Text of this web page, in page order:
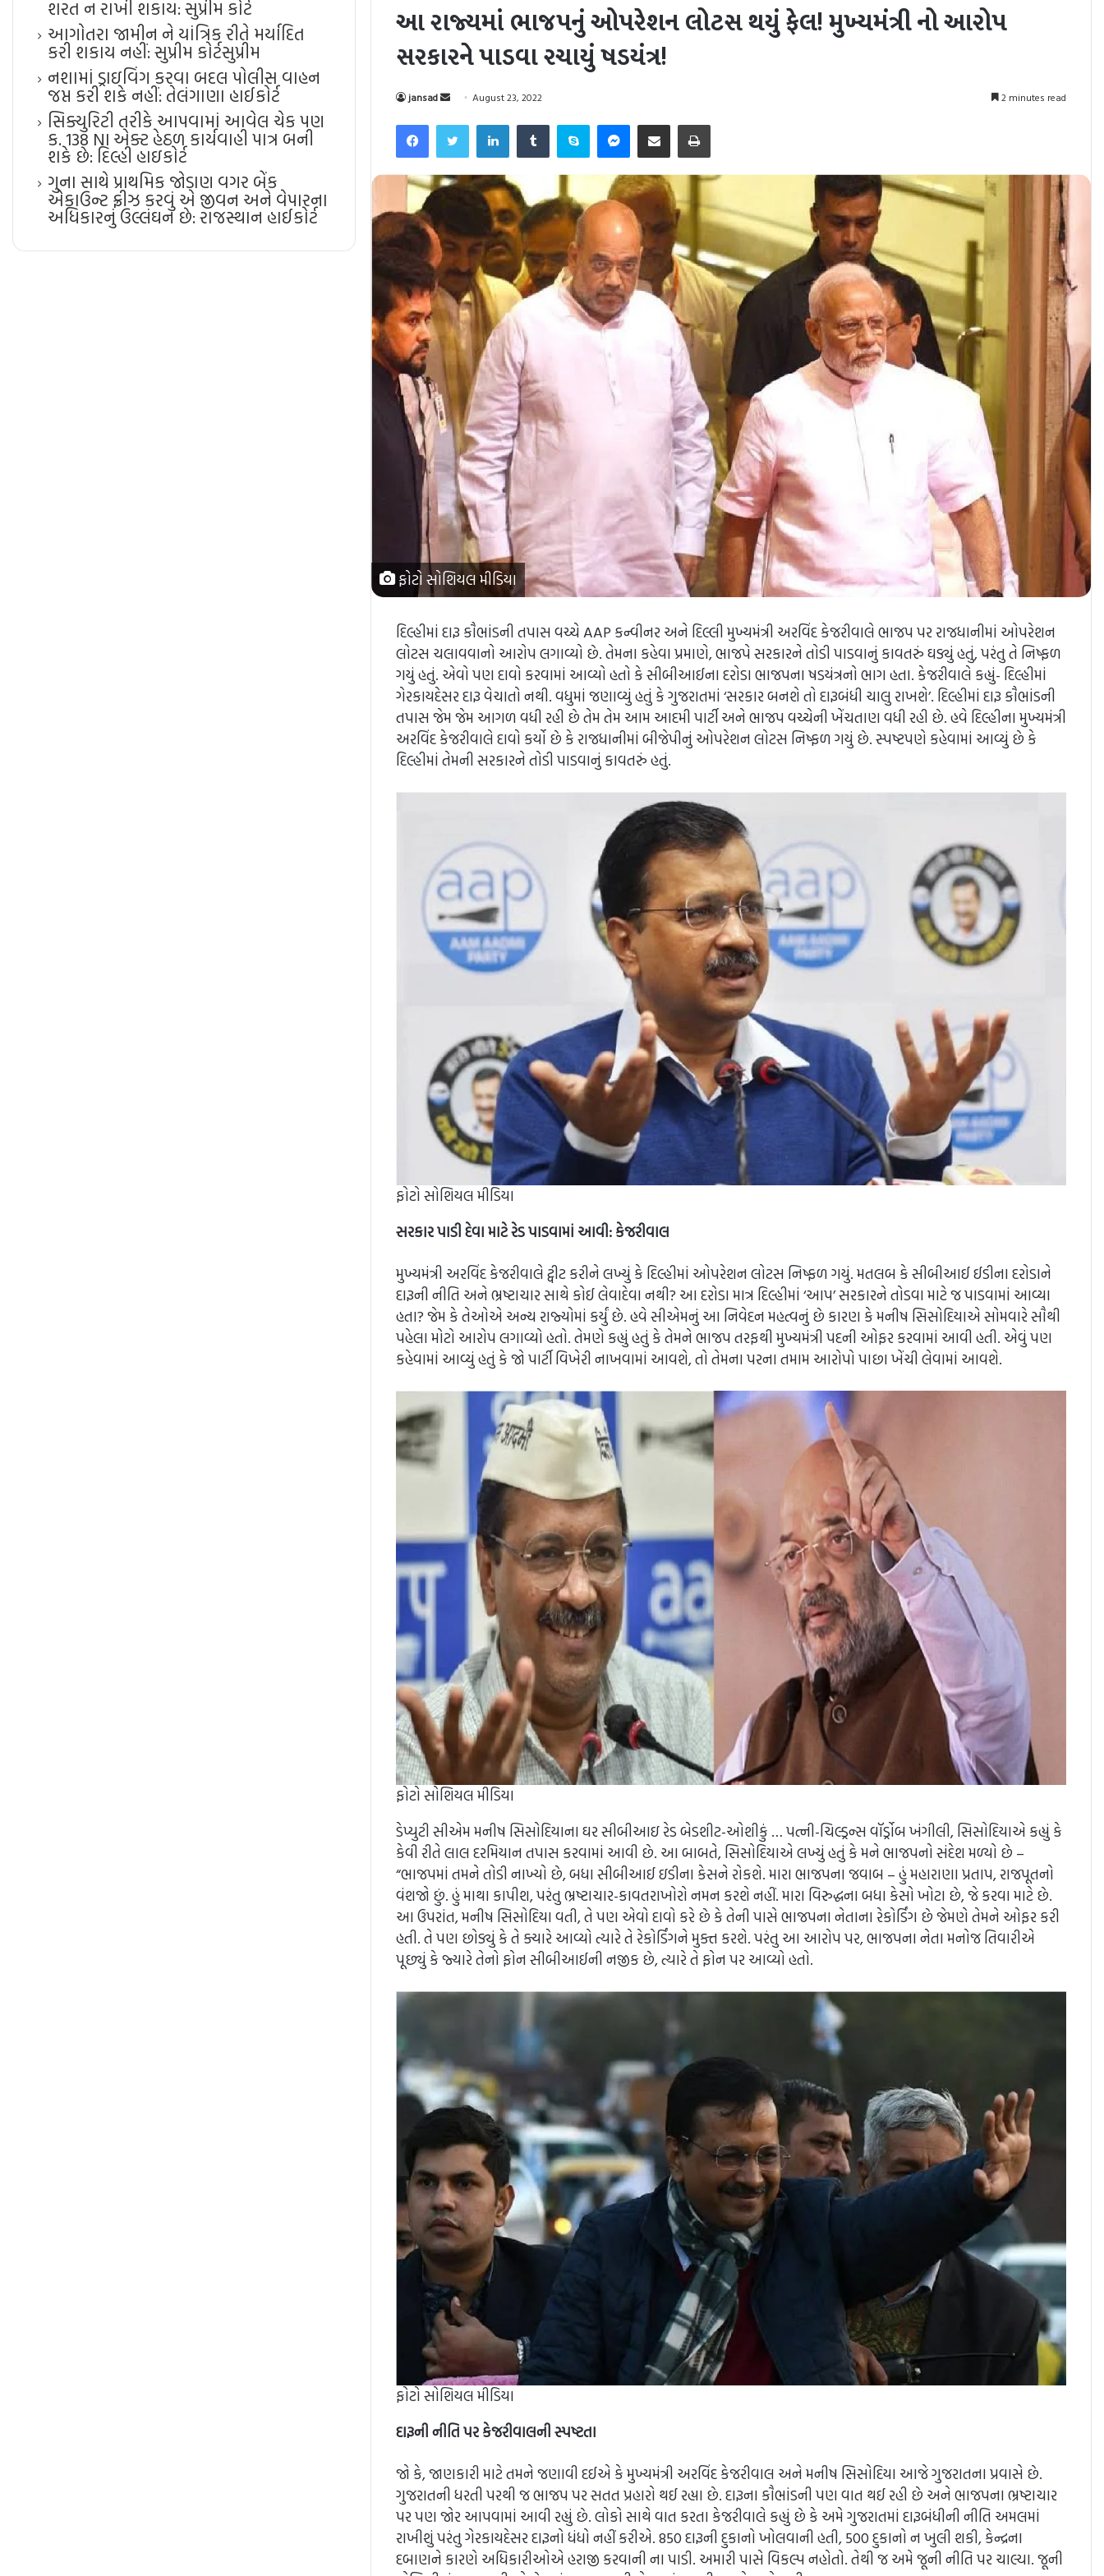
આ રાજ્યમાં ભાજપનું ઓપરેશન લોટસ થયું ફેલ! મુખ્યમંત્રી નો આરોપ
સરકારને પાડવા રચાયું ષડયંત્ર!
jansad
Send
email
August 23, 2022 2 minutes read
Facebook
TwitterLinkedInTumblrSkypeMessenger
Share via EmailPrint
ફોટો સોશિયલ મીડિયા
દિલ્હીમાં દારૂ કૌભાંડની તપાસ વચ્ચે AAP કન્વીનર અને દિલ્લી મુખ્યમંત્રી અરવિંદ કેજરીવાલે ભાજપ પર રાજધાનીમાં ઓપરેશન
લોટસ ચલાવવાનો આરોપ લગાવ્યો છે. તેમના કહેવા પ્રમાણે, ભાજપે સરકારને તોડી પાડવાનું કાવતરું ઘડ્યું હતું, પરંતુ તે નિષ્ફળ
ગયું હતું. એવો પણ દાવો કરવામાં આવ્યો હતો કે સીબીઆઈના દરોડા ભાજપના ષડયંત્રનો ભાગ હતા. કેજરીવાલે કહ્યું- દિલ્હીમાં
ગેરકાયદેસર દારૂ વેચાતો નથી. વધુમાં જણાવ્યું હતું કે ગુજરાતમાં ‘સરકાર બનશે તો દારૂબંધી ચાલુ રાખશે’. દિલ્હીમાં દારૂ કૌભાંડની
તપાસ જેમ જેમ આગળ વધી રહી છે તેમ તેમ આમ આદમી પાર્ટી અને ભાજપ વચ્ચેની ખેંચતાણ વધી રહી છે. હવે દિલ્હીના મુખ્યમંત્રી
અરવિંદ કેજરીવાલે દાવો કર્યો છે કે રાજધાનીમાં બીજેપીનું ઓપરેશન લોટસ નિષ્ફળ ગયું છે. સ્પષ્ટપણે કહેવામાં આવ્યું છે કે
દિલ્હીમાં તેમની સરકારને તોડી પાડવાનું કાવતરું હતું.
ફોટો સોશિયલ મીડિયા
સરકાર પાડી દેવા માટે રેડ પાડવામાં આવી: કેજરીવાલ
મુખ્યમંત્રી અરવિંદ કેજરીવાલે ટ્વીટ કરીને લખ્યું કે દિલ્હીમાં ઓપરેશન લોટસ નિષ્ફળ ગયું. મતલબ કે સીબીઆઈ ઈડીના દરોડાને
દારૂની નીતિ અને ભ્રષ્ટાચાર સાથે કોઈ લેવાદેવા નથી? આ દરોડા માત્ર દિલ્હીમાં ‘આપ’ સરકારને તોડવા માટે જ પાડવામાં આવ્યા
હતા? જેમ કે તેઓએ અન્ય રાજ્યોમાં કર્યું છે. હવે સીએમનું આ નિવેદન મહત્વનું છે કારણ કે મનીષ સિસોદિયાએ સોમવારે સૌથી
પહેલા મોટો આરોપ લગાવ્યો હતો. તેમણે કહ્યું હતું કે તેમને ભાજપ તરફથી મુખ્યમંત્રી પદની ઓફર કરવામાં આવી હતી. એવું પણ
કહેવામાં આવ્યું હતું કે જો પાર્ટી વિખેરી નાખવામાં આવશે, તો તેમના પરના તમામ આરોપો પાછા ખેંચી લેવામાં આવશે.
ફોટો સોશિયલ મીડિયા
ડેપ્યુટી સીએમ મનીષ સિસોદિયાના ઘર સીબીઆઇ રેડ બેડશીટ-ઓશીકું … પત્ની-ચિલ્ડ્રન્સ વૉર્ડ્રોબ ખંગીલી, સિસોદિયાએ કહ્યું કે
કેવી રીતે લાલ દરમિયાન તપાસ કરવામાં આવી છે. આ બાબતે, સિસોદિયાએ લખ્યું હતું કે મને ભાજપનો સંદેશ મળ્યો છે –
“ભાજપમાં તમને તોડી નાખ્યો છે, બધા સીબીઆઈ ઇડીના કેસને રોકશે. મારા ભાજપના જવાબ – હું મહારાણા પ્રતાપ, રાજપૂતનો
વંશજો છું. હું માથા કાપીશ, પરંતુ ભ્રષ્ટાચાર-કાવતરાખોરો નમન કરશે નહીં. મારા વિરુદ્ધના બધા કેસો ખોટા છે, જે કરવા માટે છે.
આ ઉપરાંત, મનીષ સિસોદિયા વતી, તે પણ એવો દાવો કરે છે કે તેની પાસે ભાજપના નેતાના રેકોર્ડિંગ છે જેમણે તેમને ઓફર કરી
હતી. તે પણ છોડ્યું કે તે ક્યારે આવ્યો ત્યારે તે રેકોર્ડિંગને મુક્ત કરશે. પરંતુ આ આરોપ પર, ભાજપના નેતા મનોજ તિવારીએ
પૂછ્યું કે જ્યારે તેનો ફોન સીબીઆઈની નજીક છે, ત્યારે તે ફોન પર આવ્યો હતો.
ફોટો સોશિયલ મીડિયા
દારૂની નીતિ પર કેજરીવાલની સ્પષ્ટતા
જો કે, જાણકારી માટે તમને જણાવી દઈએ કે મુખ્યમંત્રી અરવિંદ કેજરીવાલ અને મનીષ સિસોદિયા આજે ગુજરાતના પ્રવાસે છે.
ગુજરાતની ધરતી પરથી જ ભાજપ પર સતત પ્રહારો થઈ રહ્યા છે. દારૂના કૌભાંડની પણ વાત થઈ રહી છે અને ભાજપના ભ્રષ્ટાચાર
પર પણ જોર આપવામાં આવી રહ્યું છે. લોકો સાથે વાત કરતા કેજરીવાલે કહ્યું છે કે અમે ગુજરાતમાં દારૂબંધીની નીતિ અમલમાં
રાખીશું પરંતુ ગેરકાયદેસર દારૂનો ધંધો નહીં કરીએ. 850 દારૂની દુકાનો ખોલવાની હતી, 500 દુકાનો ન ખુલી શકી, કેન્દ્રના
દબાણને કારણે અધિકારીઓએ હરાજી કરવાની ના પાડી. અમારી પાસે વિકલ્પ નહોતો. તેથી જ અમે જૂની નીતિ પર ચાલ્યા. જૂની
શરત ન રાખી શકાય: સુપ્રીમ કોર્ટ
આગોતરા જામીન ને યાંત્રિક રીતે મર્યાદિત
કરી શકાય નહીં: સુપ્રીમ કોર્ટ​સુપ્રીમ
નશામાં ડ્રાઇવિંગ કરવા બદલ પોલીસ વાહન
જપ્ત કરી શકે નહીં: તેલંગાણા હાઈકોર્ટ
સિક્યુરિટી તરીકે આપવામાં આવેલ ચેક પણ
ક. 138 NI એક્ટ હેઠળ કાર્યવાહી પાત્ર બની
શકે છે: દિલ્હી હાઇકોર્ટ
ગુના સાથે પ્રાથમિક જોડાણ વગર બેંક
એકાઉન્ટ ફ્રીઝ કરવું એ જીવન અને વેપારના
અધિકારનું ઉલ્લંઘન છે: રાજસ્થાન હાઈકોર્ટ